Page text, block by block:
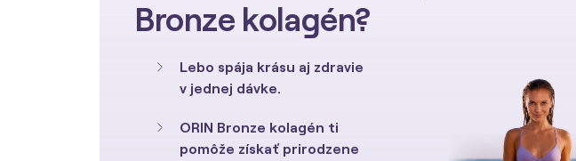
Bronze kolagén?
Lebo spája krásu aj zdravie
v jednej dávke.
ORIN Bronze kolagén ti
pomôže získať prirodzene